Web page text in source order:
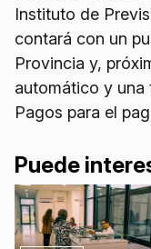
Instituto de
contará con un
Provincia y,
automático y una
Pagos para el
Puede